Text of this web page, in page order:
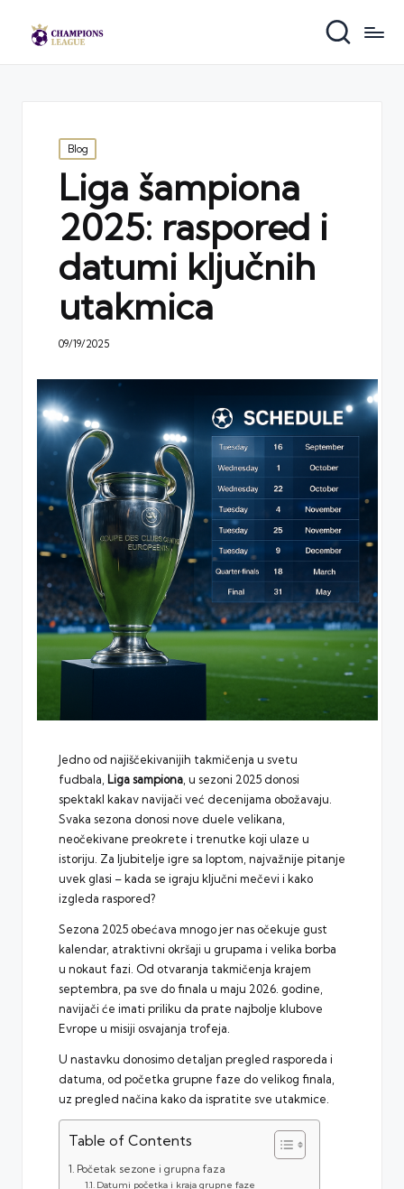
Posted
in
Blog
Liga šampiona
2025: raspored i
datumi ključnih
utakmica
09/19/2025
Jedno od najiščekivanijih takmičenja u svetu
fudbala, Liga sampiona , u sezoni 2025 donosi
spektakl kakav navijači već decenijama obožavaju.
Svaka sezona donosi nove duele velikana,
neočekivane preokrete i trenutke koji ulaze u
istoriju. Za ljubitelje igre sa loptom, najvažnije pitanje
uvek glasi – kada se igraju ključni mečevi i kako
izgleda raspored?
Sezona 2025 obećava mnogo jer nas očekuje gust
kalendar, atraktivni okršaji u grupama i velika borba
u nokaut fazi. Od otvaranja takmičenja krajem
septembra, pa sve do finala u maju 2026. godine,
navijači će imati priliku da prate najbolje klubove
Evrope u misiji osvajanja trofeja.
U nastavku donosimo detaljan pregled rasporeda i
datuma, od početka grupne faze do velikog finala,
uz pregled načina kako da ispratite sve utakmice.
Table of Contents
Početak sezone i grupna faza
Datumi početka i kraja grupne faze